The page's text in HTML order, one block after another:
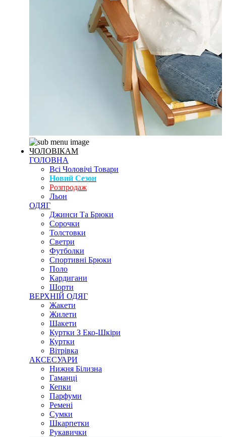
ЧОЛОВІКАМ
ГОЛОВНА
Всі Чоловічі Товари
Новий Сезон
Розпродаж
Льон
ОДЯГ
Джинси Та Брюки
Сорочки
Толстовки
Светри
Футболки
Спортивні Брюки
Поло
Кардигани
Шорти
ВЕРХНІЙ ОДЯГ
Жакети
Жилети
Шакети
Куртки З Еко-Шкіри
Куртки
Вітрівка
АКСЕСУАРИ
Нижня Білизна
Гаманці
Кепки
Парфуми
Ремені
Сумки
Шкарпетки
Рукавички